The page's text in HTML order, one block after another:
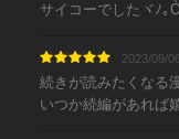
サイコーでしたヾﾉ｡
2023/09/
続きが読みたくなる
いつか続編があれば